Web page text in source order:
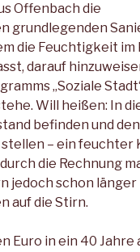
Offenbach die
grundlegenden
die Feuchtigkeit im
darauf
„Soziale
Will heißen: In
befinden und
– ein feuchter
die Rechnung
jedoch schon
auf die Stirn.
Euro in ein 40 Jahre